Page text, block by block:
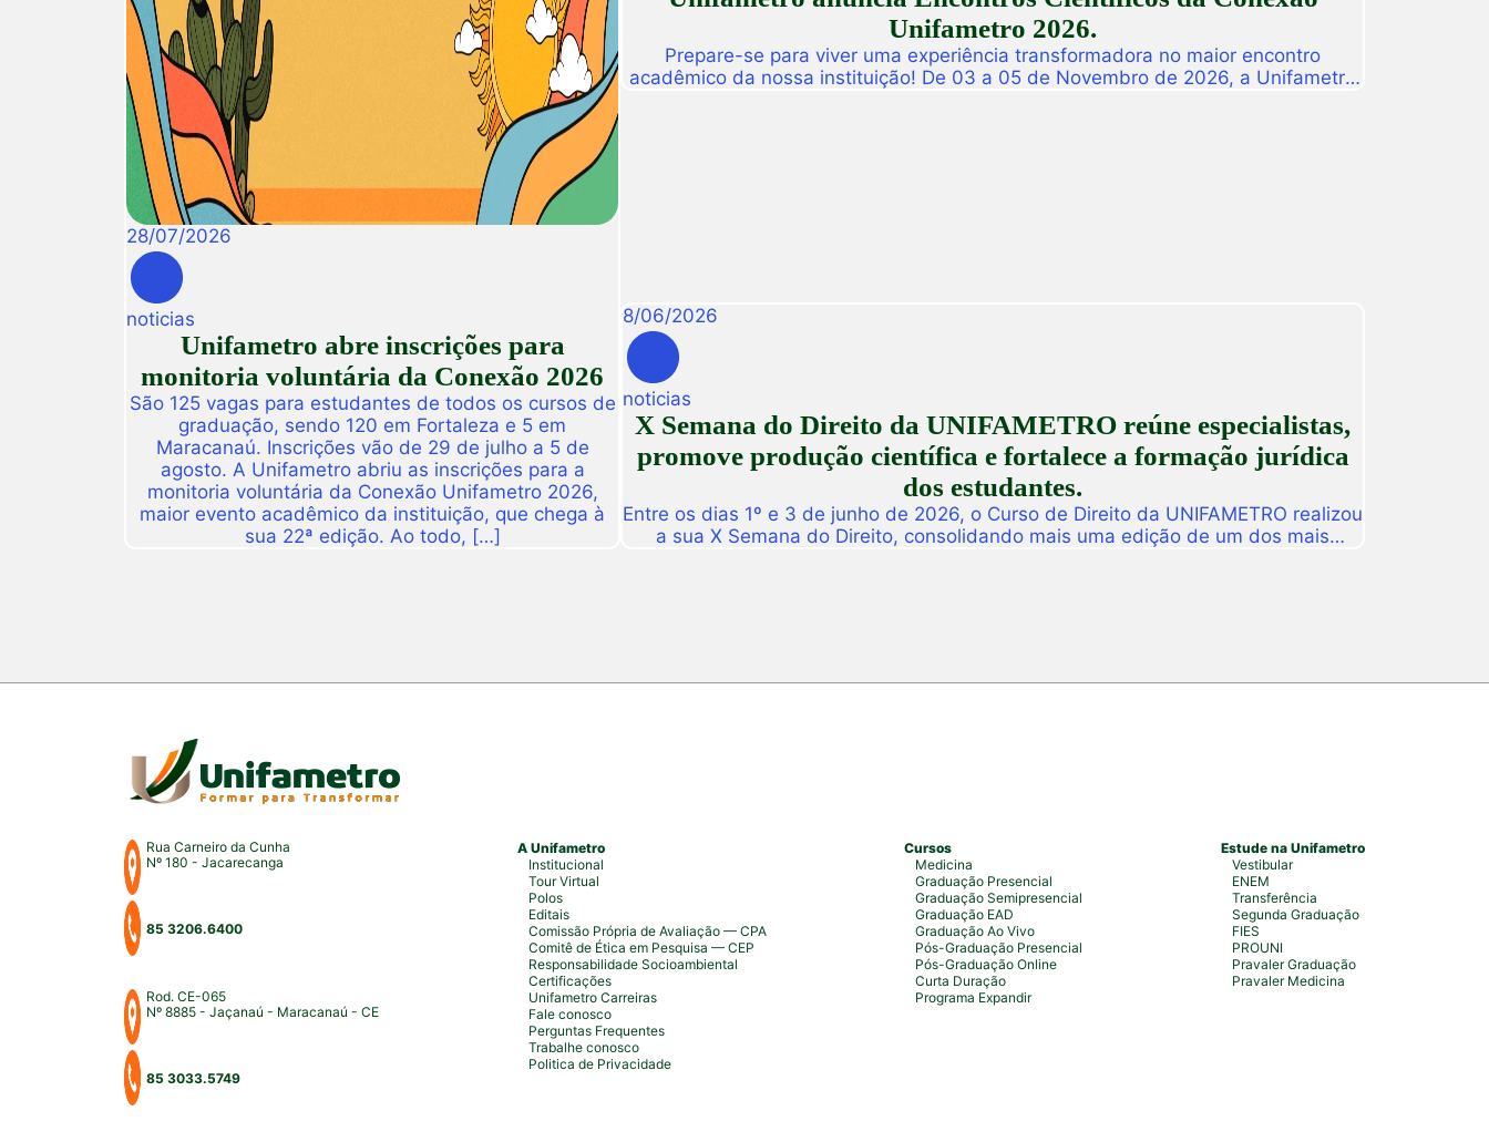
28/07/2026
noticias
Unifametro abre inscrições para
monitoria voluntária da Conexão 2026
São 125 vagas para estudantes de todos os cursos de
graduação, sendo 120 em Fortaleza e 5 em
Maracanaú. Inscrições vão de 29 de julho a 5 de
agosto. A Unifametro abriu as inscrições para a
monitoria voluntária da Conexão Unifametro 2026,
maior evento acadêmico da instituição, que chega à
sua 22ª edição. Ao todo, […]
Unifametro 2026.
Prepare-se para viver uma experiência transformadora no maior encontro
acadêmico da nossa instituição! De 03 a 05 de Novembro de 2026, a Unifametro
8/06/2026
noticias
X Semana do Direito da UNIFAMETRO reúne especialistas,
promove produção científica e fortalece a formação jurídica
dos estudantes.
Entre os dias 1º e 3 de junho de 2026, o Curso de Direito da UNIFAMETRO realizou
a sua X Semana do Direito, consolidando mais uma edição de um dos mais
Rua Carneiro da Cunha
Nº 180 - Jacarecanga
85 3206.6400
Rod. CE-065
Nº 8885 - Jaçanaú - Maracanaú - CE
85 3033.5749
A Unifametro
Institucional
Tour Virtual
Polos
Editais
Comissão Própria de Avaliação — CPA
Comitê de Ética em Pesquisa — CEP
Responsabilidade Socioambiental
Certificações
Unifametro Carreiras
Fale conosco
Perguntas Frequentes
Trabalhe conosco
Politica de Privacidade
Cursos
Medicina
Graduação Presencial
Graduação Semipresencial
Graduação EAD
Graduação Ao Vivo
Pós-Graduação Presencial
Pós-Graduação Online
Curta Duração
Programa Expandir
Estude na Unifametro
Vestibular
ENEM
Transferência
Segunda Graduação
FIES
PROUNI
Pravaler Graduação
Pravaler Medicina